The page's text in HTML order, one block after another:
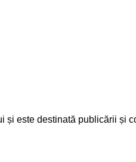
și este destinată publicării și